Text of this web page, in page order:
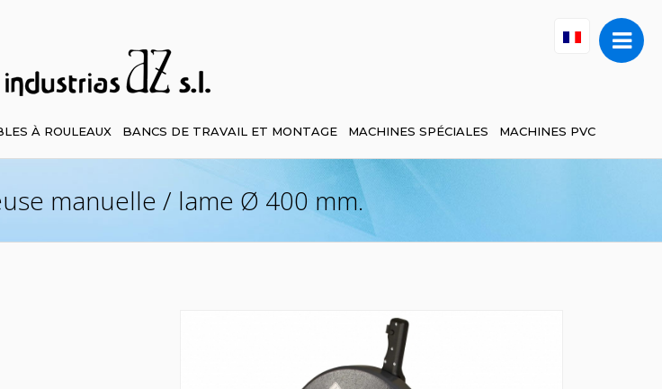
À ROULEAUX BANCS DE TRAVAIL ET MONTAGE MACHINES SPÉCIALES MACHINES PVC
manuelle / lame Ø 400 mm.